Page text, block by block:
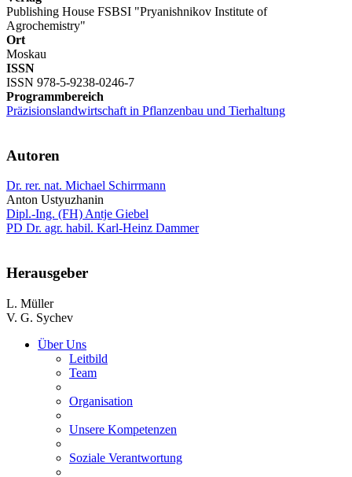
Publishing House FSBSI "Pryanishnikov Institute of
Agrochemistry"
Ort
Moskau
ISSN
ISSN 978-5-9238-0246-7
Programmbereich
Präzisionslandwirtschaft in Pflanzenbau und Tierhaltung
Autoren
Dr. rer. nat. Michael Schirrmann
Anton Ustyuzhanin
Dipl.-Ing. (FH) Antje Giebel
PD Dr. agr. habil. Karl-Heinz Dammer
Herausgeber
L. Müller
V. G. Sychev
Über Uns
Leitbild
Team
Organisation
Unsere Kompetenzen
Soziale Verantwortung